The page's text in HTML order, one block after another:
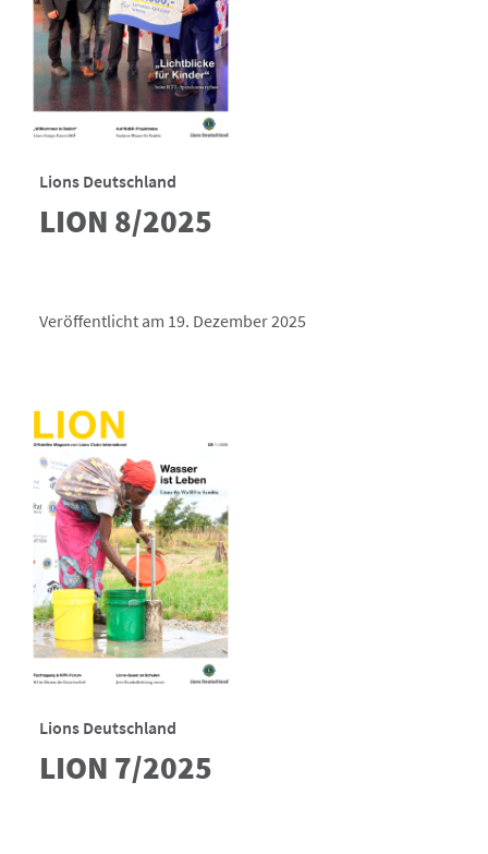
Lions Deutschland
LION 8/2025
Veröffentlicht am 19. Dezember 2025
Lions Deutschland
LION 7/2025